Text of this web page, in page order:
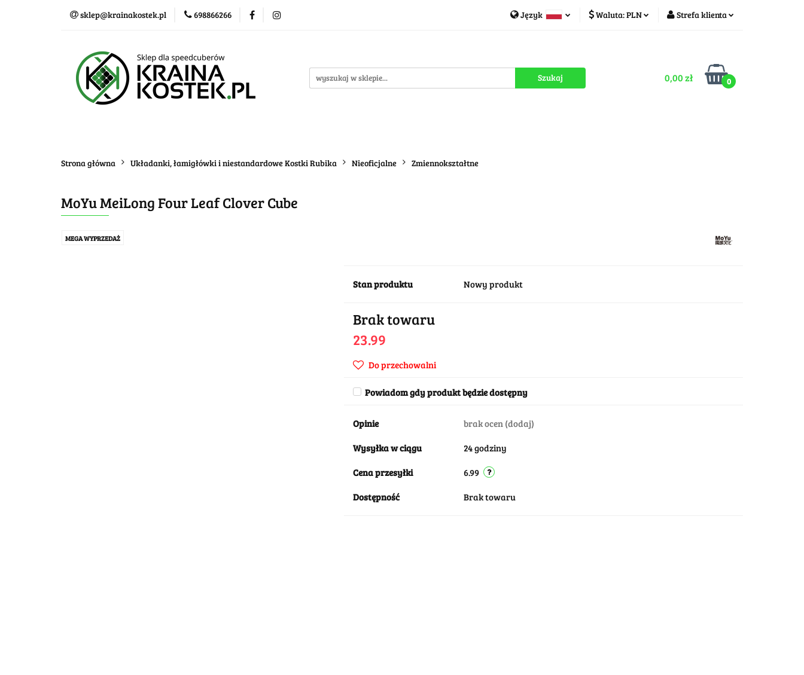
sklep@krainakostek.pl 698866266 Język
Czech
Waluta:PLN Strefa klienta
Zarejestruj się
Dodaj zgłoszenie
0,00 zł 0
Klasyczne kostki Producenci
Nowości
Strona główna Układanki, łamigłówki i niestandardowe Kostki Rubika Nieoficjalne Zmiennokształtne
MoYu MeiLong Four Leaf Clover Cube
MEGA WYPRZEDAŻ
Stan produktu Nowy produkt
Brak towaru
23.99
Do przechowalni
Powiadom gdy produkt będzie dostępny
Opinie brak ocen (dodaj)
Wysyłka w ciągu 24 godziny
Cena przesyłki 6.99
Dostępność Brak towaru